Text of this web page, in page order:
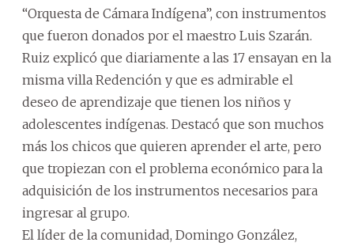
“Orquesta de Cámara Indígena”, con instrumentos
que fueron donados por el maestro Luis Szarán.
Ruiz explicó que diariamente a las 17 ensayan en la
misma villa Redención y que es admirable el
deseo de aprendizaje que tienen los niños y
adolescentes indígenas. Destacó que son muchos
más los chicos que quieren aprender el arte, pero
que tropiezan con el problema económico para la
adquisición de los instrumentos necesarios para
ingresar al grupo.
El líder de la comunidad, Domingo González,